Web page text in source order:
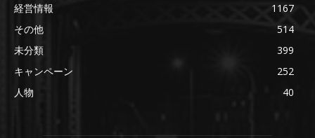
経営情報
1167
その他
514
未分類
399
キャンペーン
252
人物
40